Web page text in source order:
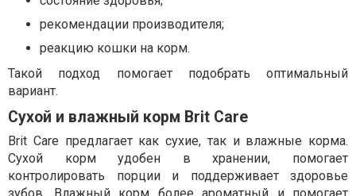
рекомендации производителя;
реакцию кошки на корм.
Такой подход помогает подобрать оптимальный
вариант.
Сухой и влажный корм Brit Care
Brit Care предлагает как сухие, так и влажные корма.
Сухой корм удобен в хранении, помогает
контролировать порции и поддерживает здоровье